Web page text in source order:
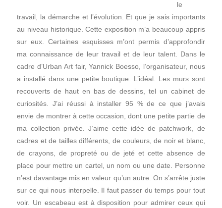
le
travail, la démarche et l’évolution. Et que je sais importants
au niveau historique. Cette exposition m’a beaucoup appris
sur eux. Certaines esquisses m’ont permis d’approfondir
ma connaissance de leur travail et de leur talent. Dans le
cadre d’Urban Art fair, Yannick Boesso, l’organisateur, nous
a installé dans une petite boutique. L’idéal. Les murs sont
recouverts de haut en bas de dessins, tel un cabinet de
curiosités. J’ai réussi à installer 95 % de ce que j’avais
envie de montrer à cette occasion, dont une petite partie de
ma collection privée. J’aime cette idée de patchwork, de
cadres et de tailles différents, de couleurs, de noir et blanc,
de crayons, de propreté ou de jeté et cette absence de
place pour mettre un cartel, un nom ou une date. Personne
n’est davantage mis en valeur qu’un autre. On s’arrête juste
sur ce qui nous interpelle. Il faut passer du temps pour tout
voir. Un escabeau est à disposition pour admirer ceux qui